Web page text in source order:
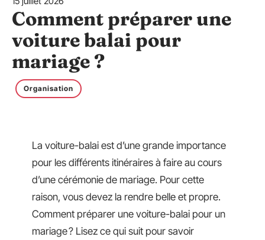
Comment préparer une
voiture balai pour
mariage ?
Organisation
La voiture-balai est d’une grande importance
pour les différents itinéraires à faire au cours
d’une cérémonie de mariage. Pour cette
raison, vous devez la rendre belle et propre.
Comment préparer une voiture-balai pour un
mariage ? Lisez ce qui suit pour savoir